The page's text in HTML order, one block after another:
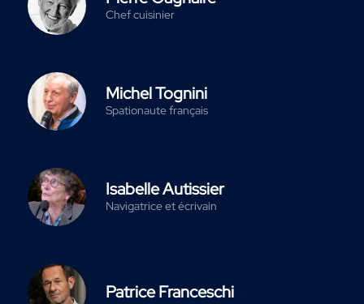
Chef cuisinier
Michel Tognini
Spationaute français
Isabelle Autissier
Navigatrice et écrivain
Patrice Franceschi